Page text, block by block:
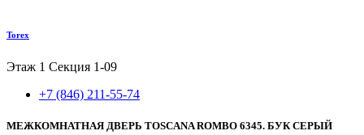
Torex
Этаж 1 Секция 1-09
+7 (846) 211-55-74
МЕЖКОМНАТНАЯ ДВЕРЬ TOSCANA ROMBO 6345. БУК СЕРЫЙ